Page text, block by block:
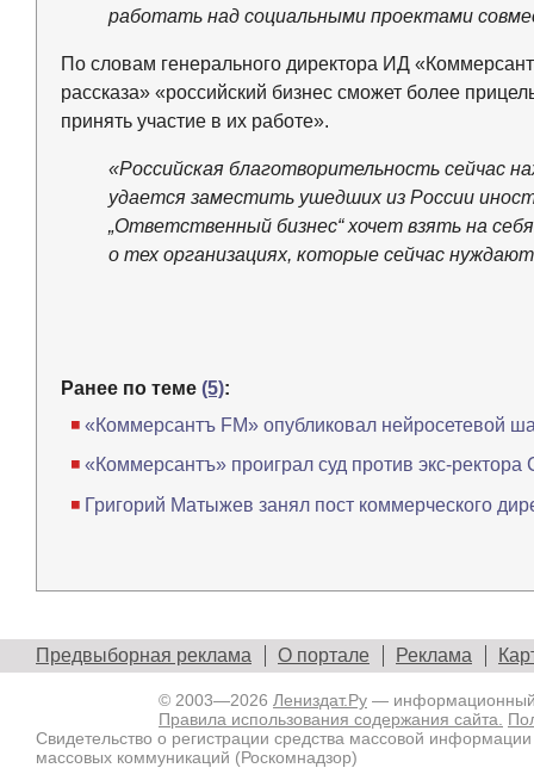
работать над социальными проектами
По словам генерального директора ИД
рассказа» «российский бизнес сможет более
принять участие в их работе».
«Российская благотворительность сейчас
удается заместить ушедших из России
„Ответственный бизнес“ хочет взять на
о тех организациях, которые сейчас
Ранее по теме (5):
«Коммерсантъ FM» опубликовал нейросетевой
«Коммерсантъ» проиграл суд против экс-
Григорий Матыжев занял пост коммерческого
Предвыборная реклама О портале Реклама
© 2003—2026 Лениздат.Ру — информационный
Правила использования содержания сайта.
Свидетельство о регистрации средства массовой
массовых коммуникаций (Роскомнадзор)